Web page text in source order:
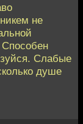
не
Слабые
душе